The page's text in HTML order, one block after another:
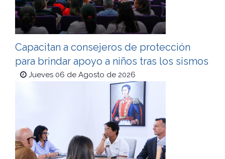
Capacitan a consejeros de protección
para brindar apoyo a niños tras los sismos
Jueves 06 de Agosto de 2026